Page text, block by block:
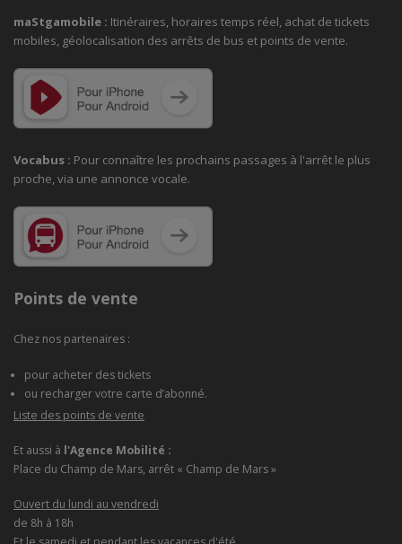
maStgamobile : Itinéraires, horaires temps réel, achat de tickets
mobiles, géolocalisation des arrêts de bus et points de vente.
Vocabus : Pour connaître les prochains passages à l'arrêt le plus
proche, via une annonce vocale.
Points de vente
Chez nos partenaires :
pour acheter des tickets
ou recharger votre carte d’abonné.
Liste des points de vente
Et aussi à l'Agence Mobilité :
Place du Champ de Mars, arrêt « Champ de Mars »
Ouvert du lundi au vendredi
de 8h à 18h